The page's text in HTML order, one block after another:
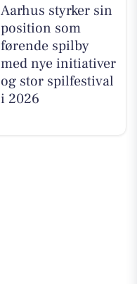
Aarhus styrker sin
position som
førende spilby
med nye initiativer
og stor spilfestival
i 2026